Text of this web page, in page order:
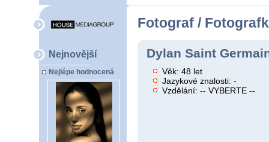
Nejnovější
Nejlépe hodnocená
Fotograf /
Dylan Saint
Věk: 48 let
Jazykové znalosti: -
Vzdělání: -- VYBERTE --